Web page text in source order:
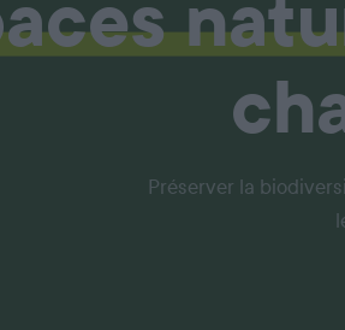
Préserver la